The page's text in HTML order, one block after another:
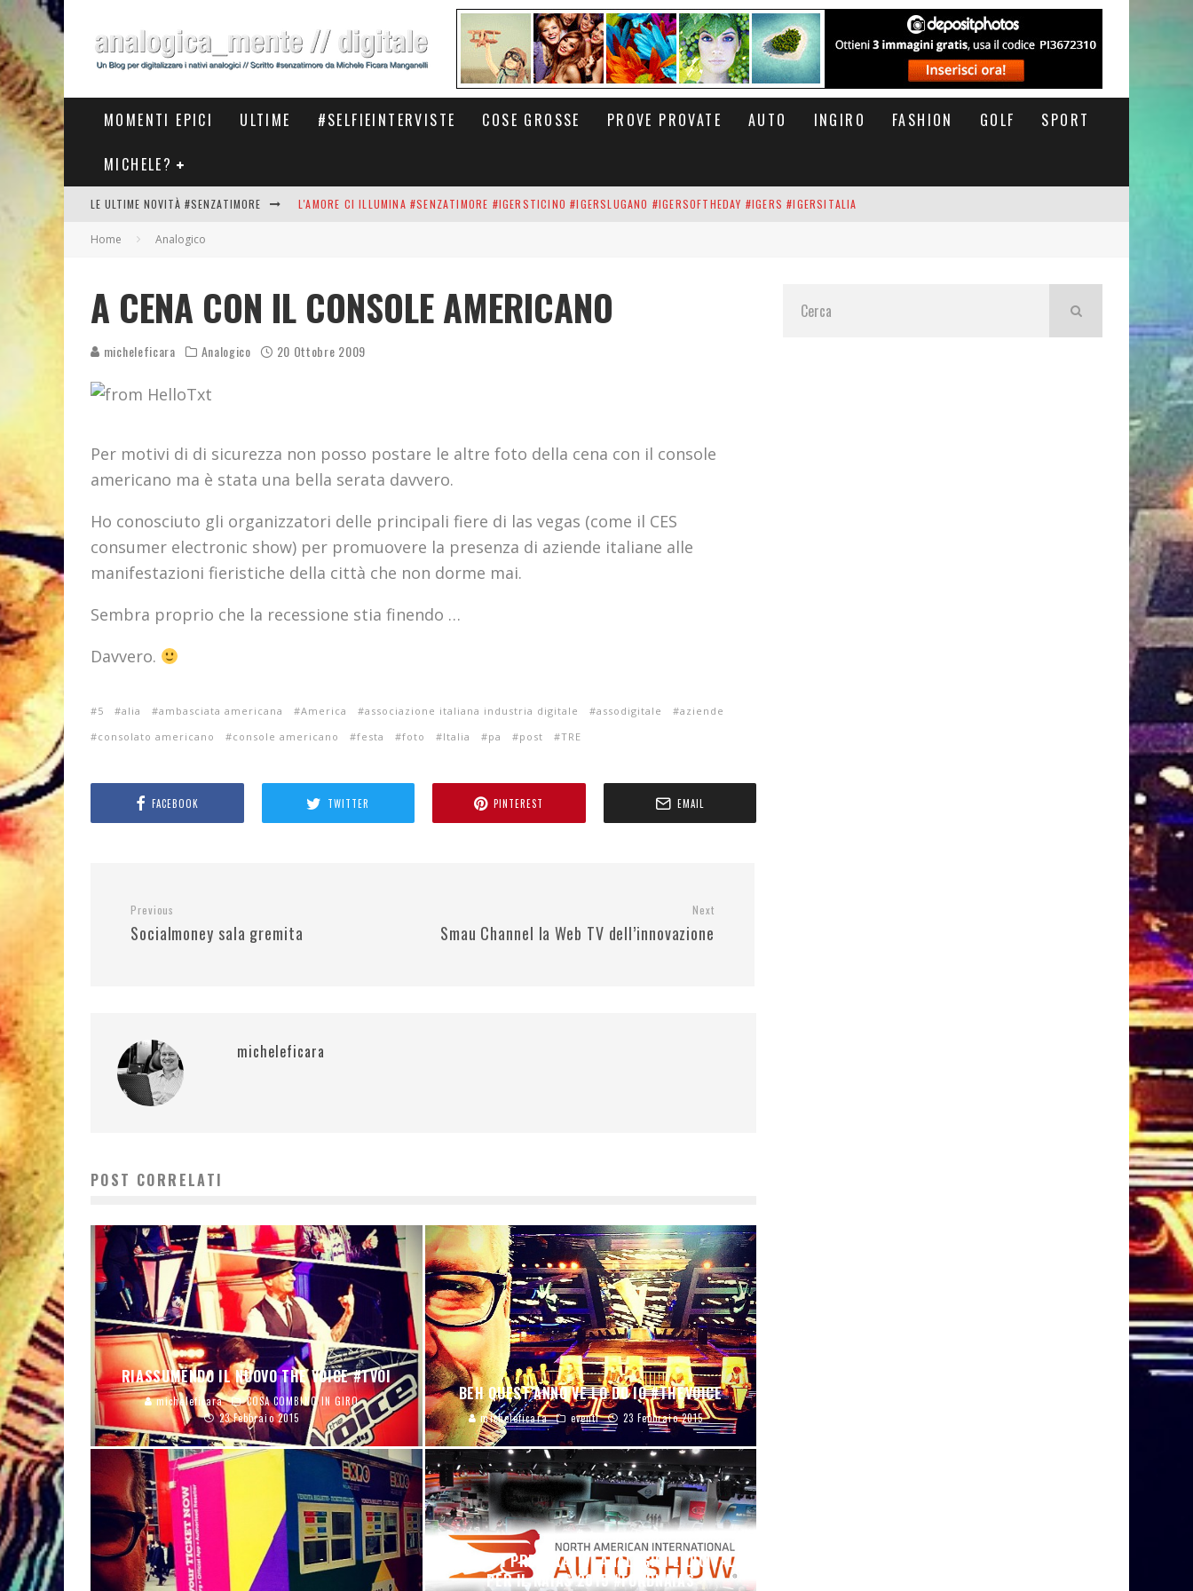
MOMENTI EPICI ULTIME #SELFIEINTERVISTE COSE GROSSE PROVE PROVATE AUTO INGIRO FASHION GOLF SPORT
MICHELE?
LE ULTIME NOVITÀ #SENZATIMORE L'AMORE CI ILLUMINA #SENZATIMORE #IGERSTICINO #IGERSLUGANO #IGERSOFTHEDAY #IGERS #IGERSITALIA
#COSEDILAVORO LA PORTA DELL'INFERNO È QUI: IL CENTRO COMMERCIALE DI ARESE OLTRE 10 KM DI CODA. POTETE MORIRE QUI.
Home Analogico
A CENA CON IL CONSOLE AMERICANO
micheleficara Analogico 20 Ottobre 2009
Per motivi di di sicurezza non posso postare le altre foto della cena con il console
americano ma è stata una bella serata davvero.
Ho conosciuto gli organizzatori delle principali fiere di las vegas (come il CES
consumer electronic show) per promuovere la presenza di aziende italiane alle
manifestazioni fieristiche della città che non dorme mai.
Sembra proprio che la recessione stia finendo …
Davvero.
5 alia ambasciata americana America associazione italiana industria digitale assodigitale
aziende
consolato americano
console americano festa foto Italia pa post TRE
FACEBOOK TWITTER PINTEREST EMAIL
Previous
Socialmoney sala gremita
Next
Smau Channel la Web TV dell’innovazione
micheleficara
POST CORRELATI
RIASSUMENDO IL NUOVO THE VOICE #TVOI
micheleficara
COSA COMBINO IN GIRO
23 Febbraio 2015
BEH QUEST’ANNO VE LO DO IO #THEVOICE
micheleficara eventi 23 Febbraio 2015
FERVONO I PREPARATIVI ANALOGICI E DIGITALI
PER IL NAIAS 2015 #FORDNAIAS